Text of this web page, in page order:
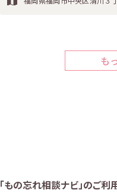
も
「もの忘れ相談ナビ」のご